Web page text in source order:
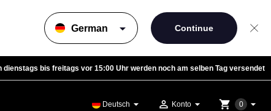
arrow_drop_down
dienstags bis freitags vor 15:00 Uhr werden noch am selben Tag versendet
Deutsch arrow_drop_down person_outline Konto arrow_drop_down shopping_cart 0 arrow_drop_down